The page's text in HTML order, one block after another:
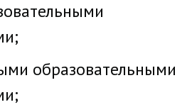
образовательными